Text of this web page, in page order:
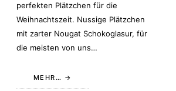
perfekten Plätzchen für die
Weihnachtszeit. Nussige Plätzchen
mit zarter Nougat Schokoglasur, für
die meisten von uns…
MEHR…